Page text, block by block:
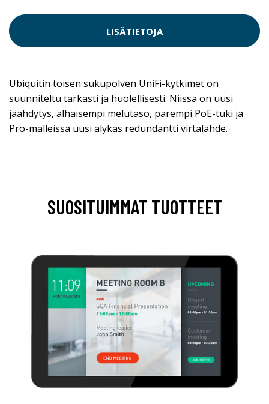
LISÄTIETOJA
Ubiquitin toisen sukupolven UniFi-kytkimet on
suunniteltu tarkasti ja huolellisesti. Niissä on uusi
jäähdytys, alhaisempi melutaso, parempi PoE-tuki ja
Pro-malleissa uusi älykäs redundantti virtalähde.
SUOSITUIMMAT TUOTTEET